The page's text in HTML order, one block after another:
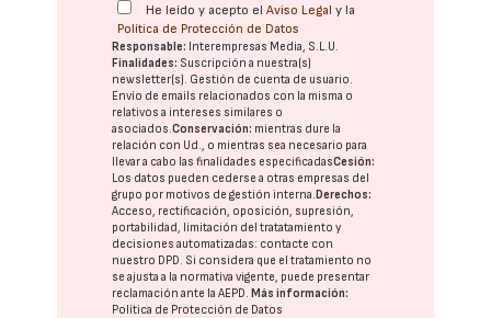
He leído y acepto elAviso Legal y la
Política de Protección de Datos
Responsable: Interempresas Media, S.L.U.
Finalidades: Suscripción a nuestra(s)
newsletter(s). Gestión de cuenta de usuario.
Envío de emails relacionados con la misma o
relativos a intereses similares o
asociados.Conservación: mientras dure la
relación con Ud., o mientras sea necesario para
llevar a cabo las finalidades especificadasCesión:
Los datos pueden cederse a otras empresas del
grupo por motivos de gestión interna.Derechos:
Acceso, rectificación, oposición, supresión,
portabilidad, limitación del tratatamiento y
decisiones automatizadas: contacte con
nuestro DPD. Si considera que el tratamiento no
se ajusta a la normativa vigente, puede presentar
reclamación ante laAEPD.Más información:
Política de Protección de Datos